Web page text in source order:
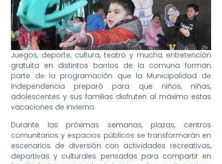
Juegos, deporte, cultura, teatro y mucha entretención
gratuita en distintos barrios de la comuna forman
parte de la programación que la Municipalidad de
Independencia preparó para que niños, niñas,
adolescentes y sus familias disfruten al máximo estas
vacaciones de invierno.
Durante las próximas semanas, plazas, centros
comunitarios y espacios públicos se transformarán en
escenarios de diversión con actividades recreativas,
deportivas y culturales pensadas para compartir en